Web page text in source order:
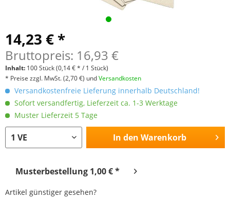
14,23 € *
Bruttopreis: 16,93 €
Inhalt: 100 Stück(0,14 € * / 1 Stück)
* Preise zzgl. MwSt.(2,70 €) undVersandkosten
Versandkostenfreie Lieferung innerhalb Deutschland!
Sofort versandfertig, Lieferzeit ca. 1-3 Werktage
Muster Lieferzeit 5 Tage
In den Warenkorb
Musterbestellung 1,00 € *
Artikel günstiger gesehen?